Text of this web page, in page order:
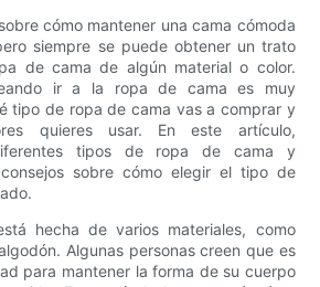
cómo mantener una cama cómoda
siempre se puede obtener un trato
de cama de algún material o color.
ir a la ropa de cama es muy
tipo de ropa de cama vas a comprar y
quieres usar. En este artículo,
tipos de ropa de cama y
sobre cómo elegir el tipo de
hecha de varios materiales, como
Algunas personas creen que es
para mantener la forma de su cuerpo